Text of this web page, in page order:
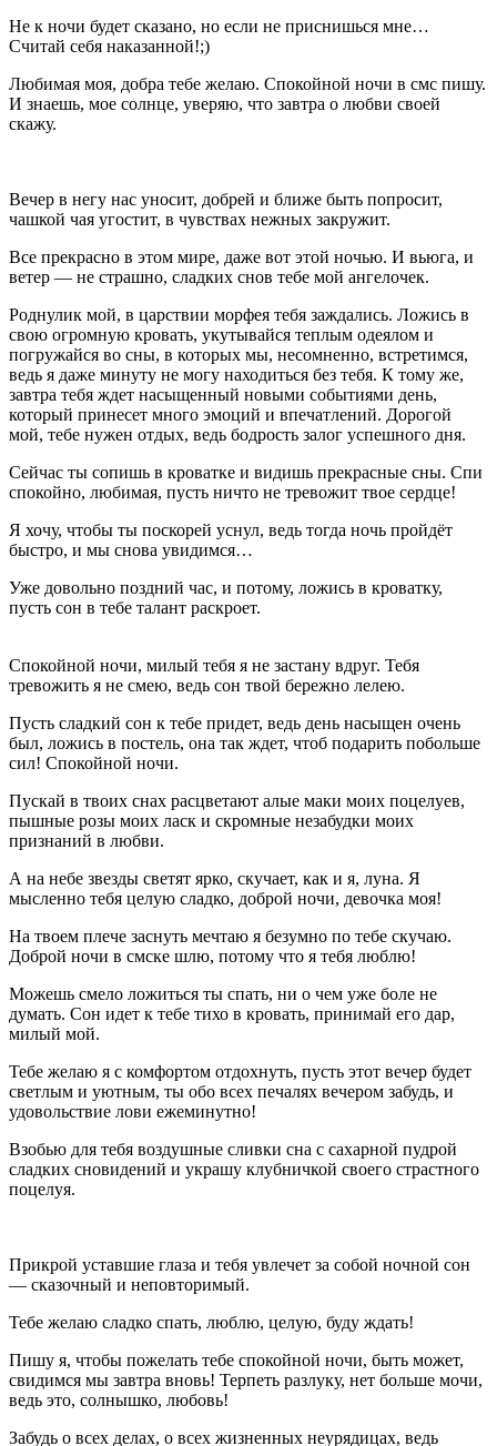
Не к ночи будет сказано, но если не приснишься мне…
Считай себя наказанной!;)
Любимая моя, добра тебе желаю. Спокойной ночи в смс пишу.
И знаешь, мое солнце, уверяю, что завтра о любви своей
скажу.
Вечер в негу нас уносит, добрей и ближе быть попросит,
чашкой чая угостит, в чувствах нежных закружит.
Все прекрасно в этом мире, даже вот этой ночью. И вьюга, и
ветер — не страшно, сладких снов тебе мой ангелочек.
Роднулик мой, в царствии морфея тебя заждались. Ложись в
свою огромную кровать, укутывайся теплым одеялом и
погружайся во сны, в которых мы, несомненно, встретимся,
ведь я даже минуту не могу находиться без тебя. К тому же,
завтра тебя ждет насыщенный новыми событиями день,
который принесет много эмоций и впечатлений. Дорогой
мой, тебе нужен отдых, ведь бодрость залог успешного дня.
Сейчас ты сопишь в кроватке и видишь прекрасные сны. Спи
спокойно, любимая, пусть ничто не тревожит твое сердце!
Я хочу, чтобы ты поскорей уснул, ведь тогда ночь пройдёт
быстро, и мы снова увидимся…
Уже довольно поздний час, и потому, ложись в кроватку,
пусть сон в тебе талант раскроет.
Спокойной ночи, милый тебя я не застану вдруг. Тебя
тревожить я не смею, ведь сон твой бережно лелею.
Пусть сладкий сон к тебе придет, ведь день насыщен очень
был, ложись в постель, она так ждет, чтоб подарить побольше
сил! Спокойной ночи.
Пускай в твоих снах расцветают алые маки моих поцелуев,
пышные розы моих ласк и скромные незабудки моих
признаний в любви.
А на небе звезды светят ярко, скучает, как и я, луна. Я
мысленно тебя целую сладко, доброй ночи, девочка моя!
На твоем плече заснуть мечтаю я безумно по тебе скучаю.
Доброй ночи в смске шлю, потому что я тебя люблю!
Можешь смело ложиться ты спать, ни о чем уже боле не
думать. Сон идет к тебе тихо в кровать, принимай его дар,
милый мой.
Тебе желаю я с комфортом отдохнуть, пусть этот вечер будет
светлым и уютным, ты обо всех печалях вечером забудь, и
удовольствие лови ежеминутно!
Взобью для тебя воздушные сливки сна с сахарной пудрой
сладких сновидений и украшу клубничкой своего страстного
поцелуя.
Прикрой уставшие глаза и тебя увлечет за собой ночной сон
— сказочный и неповторимый.
Тебе желаю сладко спать, люблю, целую, буду ждать!
Пишу я, чтобы пожелать тебе спокойной ночи, быть может,
свидимся мы завтра вновь! Терпеть разлуку, нет больше мочи,
ведь это, солнышко, любовь!
Забудь о всех делах, о всех жизненных неурядицах, ведь